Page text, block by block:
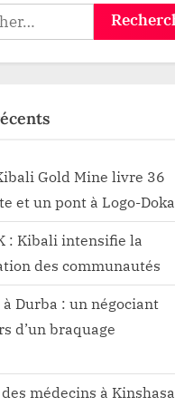
Caleb Bodio.
:
Gold Mine livre 36
et un pont à Logo-Doka
: Kibali intensifie la
des communautés
Durba : un négociant
d’un braquage
médecins à Kinshasa